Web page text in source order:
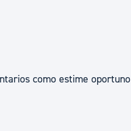
como estime oportuno